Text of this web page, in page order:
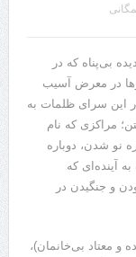
بی‌پناه که در
در معرض آسیب
در این سرای ظلمات به
مراکزی که نام
نو شدن، دوباره
آینده‌ای که
و جنگیدن در
معتاد بی‌خانمان)،